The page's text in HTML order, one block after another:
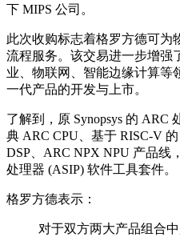
下 MIPS 公司。
此次收购标志着格罗方德可为
流程服务。该交易进一步增强
业、物联网、智能边缘计算等
一代产品的开发与上市。
了解到，原 Synopsys 的 ARC
典 ARC CPU、基于 RISC-V
DSP、ARC NPX NPU 产品线
处理器 (ASIP) 软件工具套件。
格罗方德表示：
对于双方两大产品组合